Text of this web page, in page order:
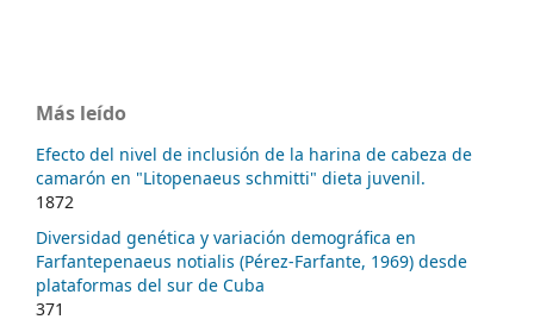
Más leído
Efecto del nivel de inclusión de la harina de cabeza de
camarón en "Litopenaeus schmitti" dieta juvenil.
1872
Diversidad genética y variación demográfica en
Farfantepenaeus notialis (Pérez-Farfante, 1969) desde
plataformas del sur de Cuba
371